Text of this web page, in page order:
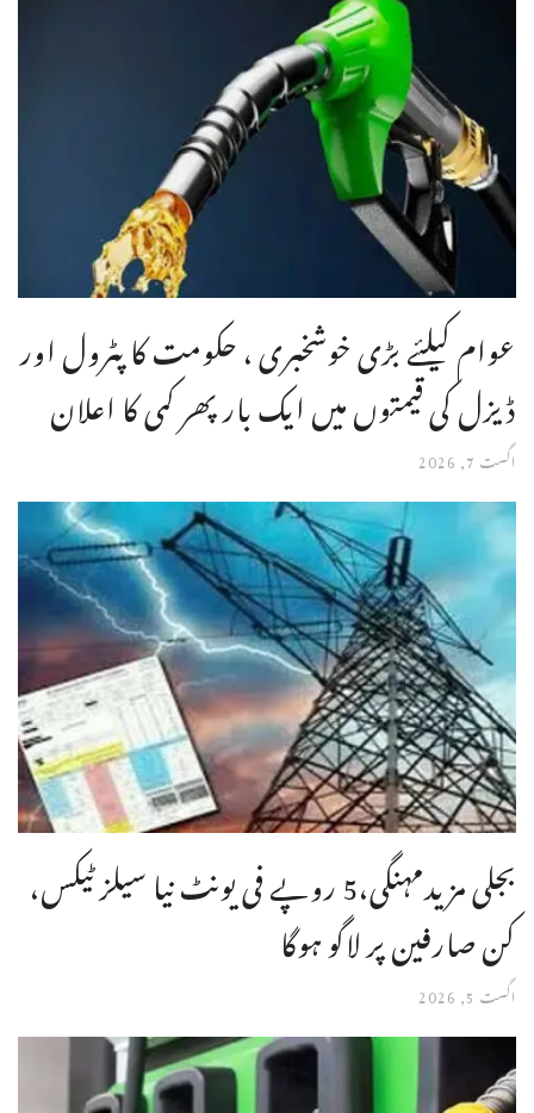
عوام کیلئے بڑی خوشخبری ، حکومت کا پٹرول اور
ڈیزل کی قیمتوں میں ایک بار پھر کمی کا اعلان
اگست 7, 2026
بجلی مزیدمہنگی،5 روپے فی یونٹ نیا سیلز ٹیکس،
کن صارفین پر لاگو ہوگا
اگست 5, 2026